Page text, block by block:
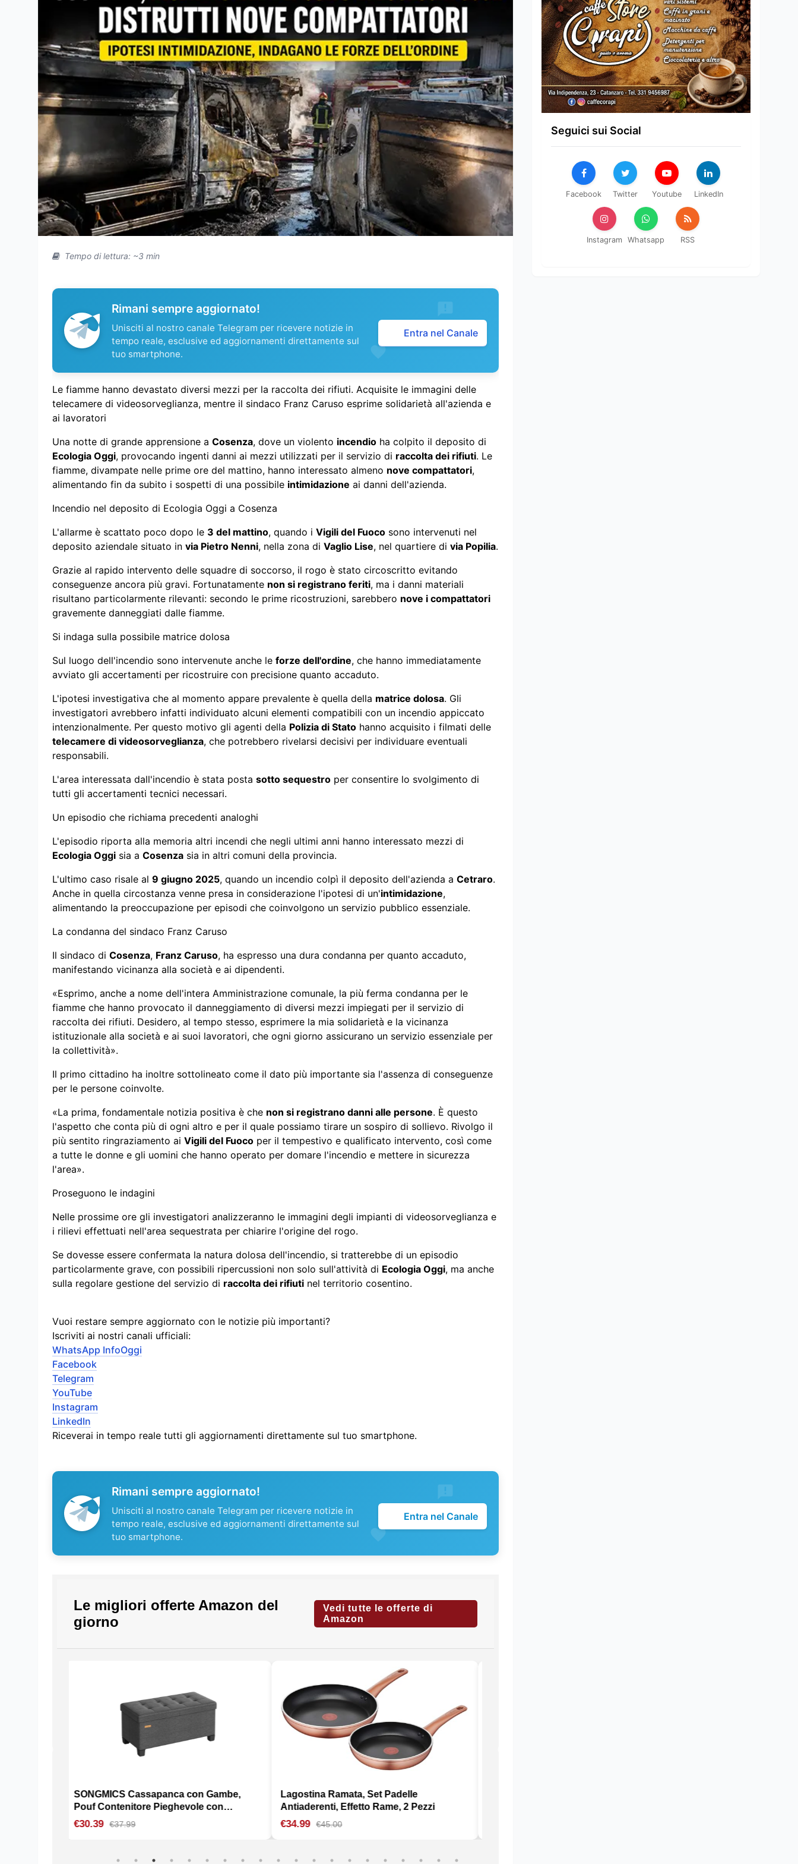
Tempo di lettura: ~3 min
Rimani sempre aggiornato!
Unisciti al nostro canale Telegram per ricevere notizie in
tempo reale, esclusive ed aggiornamenti direttamente sul
tuo smartphone.
Entra nel Canale
Le fiamme hanno devastato diversi mezzi per la raccolta dei rifiuti. Acquisite le immagini delle
telecamere di videosorveglianza, mentre il sindaco Franz Caruso esprime solidarietà all'azienda e
ai lavoratori
Una notte di grande apprensione a Cosenza, dove un violento incendio ha colpito il deposito di
Ecologia Oggi, provocando ingenti danni ai mezzi utilizzati per il servizio di raccolta dei rifiuti. Le
fiamme, divampate nelle prime ore del mattino, hanno interessato almeno nove compattatori,
alimentando fin da subito i sospetti di una possibile intimidazione ai danni dell'azienda.
Incendio nel deposito di Ecologia Oggi a Cosenza
L'allarme è scattato poco dopo le 3 del mattino, quando i Vigili del Fuoco sono intervenuti nel
deposito aziendale situato in via Pietro Nenni, nella zona di Vaglio Lise, nel quartiere di via Popilia.
Grazie al rapido intervento delle squadre di soccorso, il rogo è stato circoscritto evitando
conseguenze ancora più gravi. Fortunatamente non si registrano feriti, ma i danni materiali
risultano particolarmente rilevanti: secondo le prime ricostruzioni, sarebbero nove i compattatori
gravemente danneggiati dalle fiamme.
Si indaga sulla possibile matrice dolosa
Sul luogo dell'incendio sono intervenute anche le forze dell'ordine, che hanno immediatamente
avviato gli accertamenti per ricostruire con precisione quanto accaduto.
L'ipotesi investigativa che al momento appare prevalente è quella della matrice dolosa. Gli
investigatori avrebbero infatti individuato alcuni elementi compatibili con un incendio appiccato
intenzionalmente. Per questo motivo gli agenti della Polizia di Stato hanno acquisito i filmati delle
telecamere di videosorveglianza, che potrebbero rivelarsi decisivi per individuare eventuali
responsabili.
L'area interessata dall'incendio è stata posta sotto sequestro per consentire lo svolgimento di
tutti gli accertamenti tecnici necessari.
Un episodio che richiama precedenti analoghi
L'episodio riporta alla memoria altri incendi che negli ultimi anni hanno interessato mezzi di
Ecologia Oggi sia a Cosenza sia in altri comuni della provincia.
L'ultimo caso risale al 9 giugno 2025, quando un incendio colpì il deposito dell'azienda a Cetraro.
Anche in quella circostanza venne presa in considerazione l'ipotesi di un'intimidazione,
alimentando la preoccupazione per episodi che coinvolgono un servizio pubblico essenziale.
La condanna del sindaco Franz Caruso
Il sindaco di Cosenza, Franz Caruso, ha espresso una dura condanna per quanto accaduto,
manifestando vicinanza alla società e ai dipendenti.
«Esprimo, anche a nome dell'intera Amministrazione comunale, la più ferma condanna per le
fiamme che hanno provocato il danneggiamento di diversi mezzi impiegati per il servizio di
raccolta dei rifiuti. Desidero, al tempo stesso, esprimere la mia solidarietà e la vicinanza
istituzionale alla società e ai suoi lavoratori, che ogni giorno assicurano un servizio essenziale per
la collettività».
Il primo cittadino ha inoltre sottolineato come il dato più importante sia l'assenza di conseguenze
per le persone coinvolte.
«La prima, fondamentale notizia positiva è che non si registrano danni alle persone. È questo
l'aspetto che conta più di ogni altro e per il quale possiamo tirare un sospiro di sollievo. Rivolgo il
più sentito ringraziamento ai Vigili del Fuoco per il tempestivo e qualificato intervento, così come
a tutte le donne e gli uomini che hanno operato per domare l'incendio e mettere in sicurezza
l'area».
Proseguono le indagini
Nelle prossime ore gli investigatori analizzeranno le immagini degli impianti di videosorveglianza e
i rilievi effettuati nell'area sequestrata per chiarire l'origine del rogo.
Se dovesse essere confermata la natura dolosa dell'incendio, si tratterebbe di un episodio
particolarmente grave, con possibili ripercussioni non solo sull'attività di Ecologia Oggi, ma anche
sulla regolare gestione del servizio di raccolta dei rifiuti nel territorio cosentino.
Vuoi restare sempre aggiornato con le notizie più importanti?
Iscriviti ai nostri canali ufficiali:
WhatsApp InfoOggi
Facebook
Telegram
YouTube
Instagram
LinkedIn
Riceverai in tempo reale tutti gli aggiornamenti direttamente sul tuo smartphone.
Rimani sempre aggiornato!
Unisciti al nostro canale Telegram per ricevere notizie in
tempo reale, esclusive ed aggiornamenti direttamente sul
tuo smartphone.
Entra nel Canale
Seguici sui Social
Facebook Twitter Youtube LinkedIn
Instagram Whatsapp RSS